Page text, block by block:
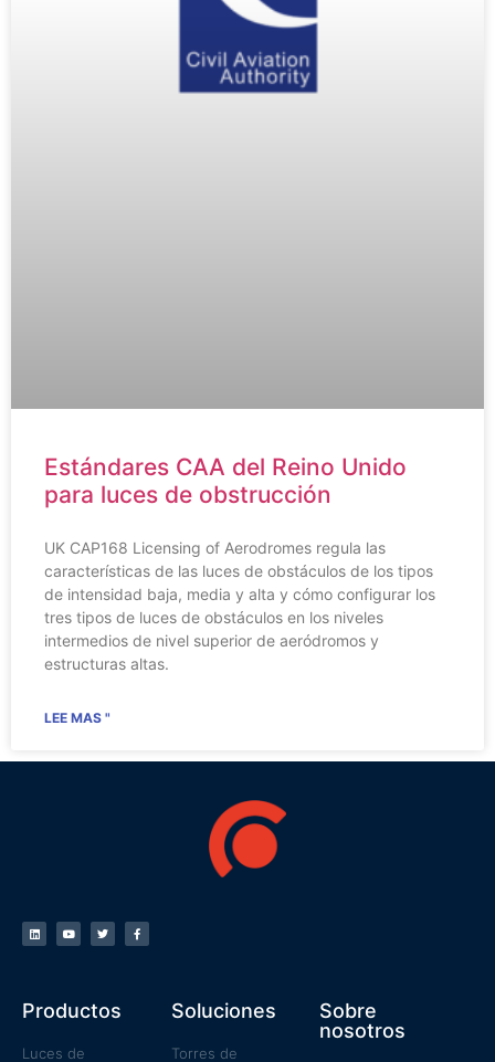
Estándares CAA del Reino Unido
para luces de obstrucción
UK CAP168 Licensing of Aerodromes regula las
características de las luces de obstáculos de los tipos
de intensidad baja, media y alta y cómo configurar los
tres tipos de luces de obstáculos en los niveles
intermedios de nivel superior de aeródromos y
estructuras altas.
LEE MAS "
Productos
Luces de
Soluciones
Torres de
Sobre
nosotros